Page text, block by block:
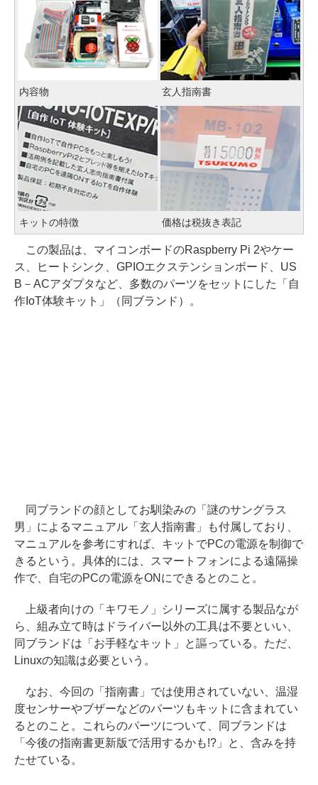
内容物 玄人指南書
キットの特徴 価格は税抜き表記
この製品は、マイコンボードのRaspberry Pi 2やケー
ス、ヒートシンク、GPIOエクステンションボード、US
B－ACアダプタなど、多数のパーツをセットにした「自
作IoT体験キット」（同ブランド）。
同ブランドの顔としてお馴染みの「謎のサングラス
男」によるマニュアル「玄人指南書」も付属しており、
マニュアルを参考にすれば、キットでPCの電源を制御で
きるという。具体的には、スマートフォンによる遠隔操
作で、自宅のPCの電源をONにできるとのこと。
上級者向けの「キワモノ」シリーズに属する製品なが
ら、組み立て時はドライバー以外の工具は不要といい、
同ブランドは「お手軽なキット」と謳っている。ただ、
Linuxの知識は必要という。
なお、今回の「指南書」では使用されていない、温湿
度センサーやブザーなどのパーツもキットに含まれてい
るとのこと。これらのパーツについて、同ブランドは
「今後の指南書更新版で活用するかも!?」と、含みを持
たせている。